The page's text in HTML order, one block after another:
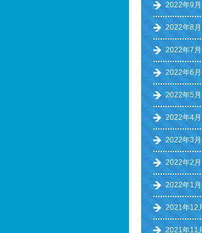
2022年9月
2022年8月
2022年7月
2022年6月
2022年5月
2022年4月
2022年3月
2022年2月
2022年1月
2021年12
2021年11